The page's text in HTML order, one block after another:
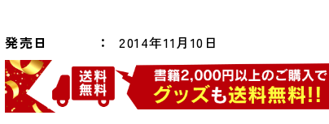
発売日 2014年11月10日